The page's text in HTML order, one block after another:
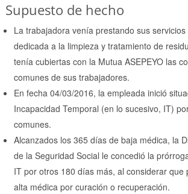
Supuesto de hecho
La trabajadora venía prestando sus
dedicada a la limpieza y tratamiento de
tenía cubiertas con la Mutua ASEPEYO las
comunes de sus trabajadores.
En fecha 04/03/2016, la empleada inició
Incapacidad Temporal (en lo sucesivo, IT)
comunes.
Alcanzados los 365 días de baja médica, la
de la Seguridad Social le concedió la
IT por otros 180 días más, al considerar que
alta médica por curación o recuperación.